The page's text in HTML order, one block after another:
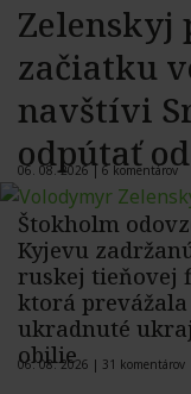
Zelenskyj
začiatku
navštívi
odpútať
06. 08. 2026 | 6 komentárov
Štokholm
Kyjevu
ruskej tieňovej
ktorá prevážala
ukradnuté
obilie
06. 08. 2026 | 31 komentárov